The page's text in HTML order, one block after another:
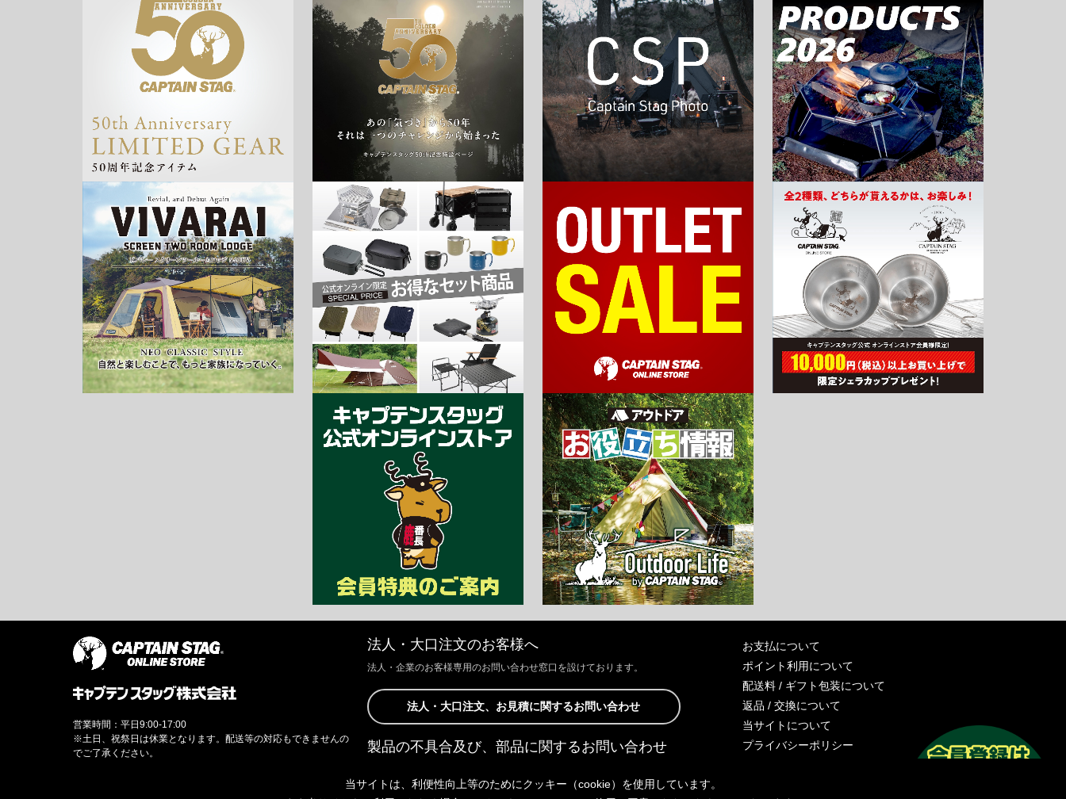
法人・大口注文のお客様へ
法人・企業のお客様専用のお問い合わせ窓口を設けております。
法人・大口注文、お見積に関するお問い合わせ
製品の不具合及び、部品に関するお問い合わせ
きましては、Webサイトにて承っております。
お支払について
ポイント利用について
配送料 / ギフト包装について
返品 / 交換について
当サイトについて
プライバシーポリシー
営業時間：平日9:00-17:00
※土日、祝祭日は休業となります。配送等の対応もできませんの
でご了承ください。
当サイトは、利便性向上等のためにクッキー（cookie）を使用しています。